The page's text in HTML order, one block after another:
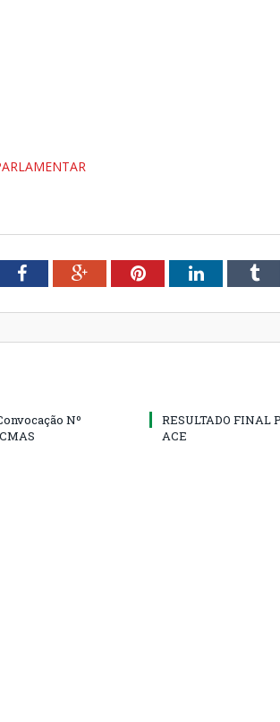
FacebookGoogle+PinterestLinkedIn
Nº
RESULTADO FINAL
ACE